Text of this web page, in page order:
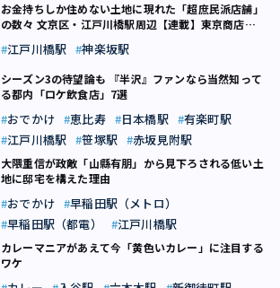
お金持ちしか住めない土地に現れた「超庶民派店舗」
の数々 文京区・江戸川橋駅周辺【連載】東京商店街
江戸川橋駅 神楽坂駅
シーズン3の待望論も 『半沢』ファンなら当然知って
る都内「ロケ飲食店」7選
おでかけ 恵比寿 日本橋駅
有楽町駅
江戸川橋駅
笹塚駅 赤坂見附駅
大隈重信が政敵「山縣有朋」から見下ろされる低い土
地に邸宅を構えた理由
おでかけ
早稲田駅（メトロ）
早稲田駅（都電）
江戸川橋駅
カレーマニアがあえて今「黄色いカレー」に注目する
ワケ